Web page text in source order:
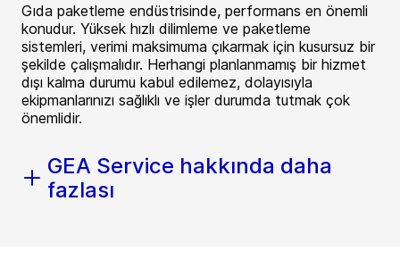
Gıda paketleme endüstrisinde, performans en önemli
konudur. Yüksek hızlı dilimleme ve paketleme
sistemleri, verimi maksimuma çıkarmak için kusursuz bir
şekilde çalışmalıdır. Herhangi planlanmamış bir hizmet
dışı kalma durumu kabul edilemez, dolayısıyla
ekipmanlarınızı sağlıklı ve işler durumda tutmak çok
önemlidir.
GEA Service hakkında daha
fazlası